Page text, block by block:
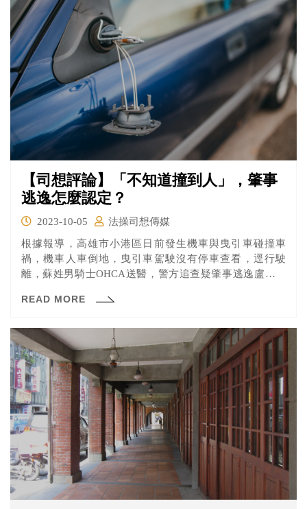
【司想評論】「不知道撞到人」，肇事
逃逸怎麼認定？
2023-10-05
法操司想傳媒
根據報導，高雄市小港區日前發生機車與曳引車碰撞車
禍，機車人車倒地，曳引車駕駛沒有停車查看，逕行駛
離，蘇姓男騎士OHCA送醫，警方追查疑肇事逃逸盧姓駕
因，究竟怎樣算是肇事逃逸呢？
READ MORE